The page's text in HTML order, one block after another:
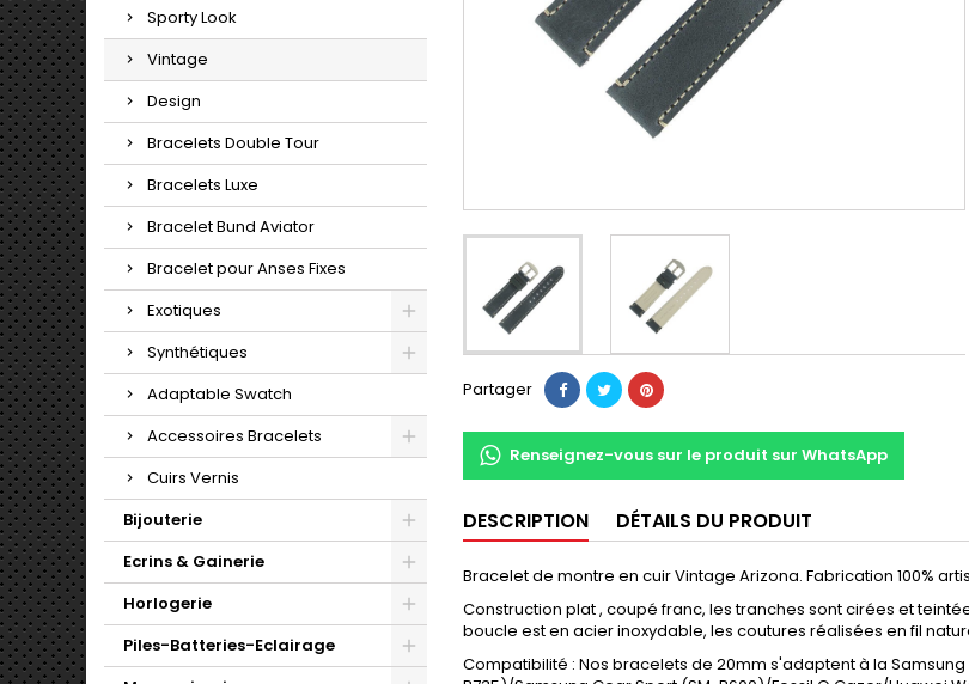
Sporty Look
Vintage
Design
Bracelets Double Tour
Bracelets Luxe
Bracelet Bund Aviator
Bracelet pour Anses Fixes
Exotiques
Synthétiques
Adaptable Swatch
Accessoires Bracelets
Cuirs Vernis
Bijouterie
Ecrins & Gainerie
Horlogerie
Piles-Batteries-Eclairage
Partager
Renseignez-vous sur le produit sur WhatsApp
DESCRIPTION DÉTAILS DU PRODUIT
Bracelet de montre en cuir Vintage Arizona. Fabrication 100%
Construction plat , coupé franc, les tranches sont cirées et
boucle est en acier inoxydable, les coutures réalisées en fil
Compatibilité : Nos bracelets de 20mm s'adaptent à la